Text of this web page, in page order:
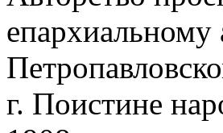
г. Поистине